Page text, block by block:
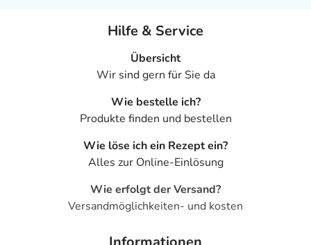
Hilfe & Service
Übersicht
Wir sind gern für Sie da
Wie bestelle ich?
Produkte finden und bestellen
Wie löse ich ein Rezept ein?
Alles zur Online-Einlösung
Wie erfolgt der Versand?
Versandmöglichkeiten- und kosten